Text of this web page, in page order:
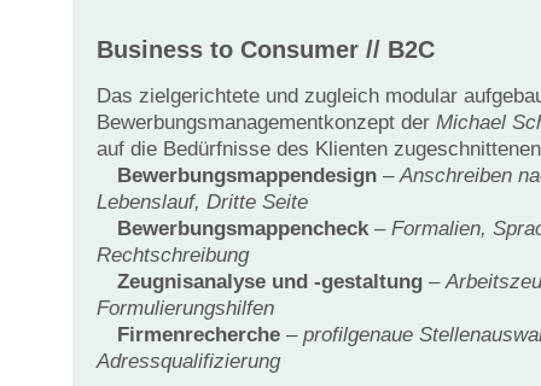
Business to Consumer // B2C
Das zielgerichtete und zugleich modular
Bewerbungsmanagementkonzept der Michael
auf die Bedürfnisse des Klienten
Bewerbungsmappendesign – Anschreiben
Lebenslauf, Dritte Seite
Bewerbungsmappencheck – Formalien,
Rechtschreibung
Zeugnisanalyse und -gestaltung –
Formulierungshilfen
Firmenrecherche – profilgenaue
Adressqualifizierung